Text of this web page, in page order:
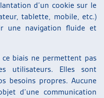
d’un cookie sur le
tablette, mobile, etc.)
une navigation fluide et
biais ne permettent pas
utilisateurs. Elles sont
besoins propres. Aucune
d’une communication